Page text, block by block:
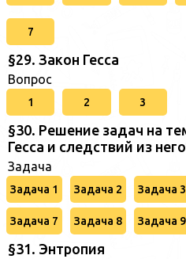
7
§29. Закон Гесса
Вопрос
1 2 3
§30. Решение задач на
Гесса и следствий из
Задача
Задача 1 Задача 2 Задача 3
Задача 7 Задача 8 Задача 9
§31. Энтропия